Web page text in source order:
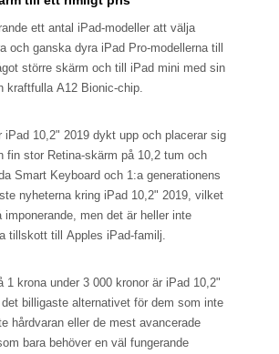
ett antal iPad-modeller att välja
och ganska dyra iPad Pro-modellerna till
större skärm och till iPad mini med sin
kraftfulla A12 Bionic-chip.
iPad 10,2" 2019 dykt upp och placerar sig
fin stor Retina-skärm på 10,2 tum och
Smart Keyboard och 1:a generationens
nyheterna kring iPad 10,2" 2019, vilket
imponerande, men det är heller inte
tillskott till Apples iPad-familj.
1 krona under 3 000 kronor är iPad 10,2"
billigaste alternativet för dem som inte
hårdvaran eller de mest avancerade
bara behöver en väl fungerande